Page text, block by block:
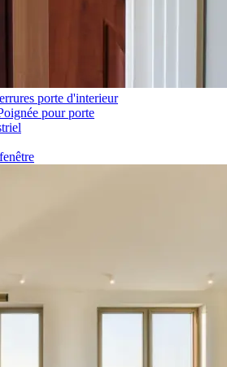
porte d'interieur
pour porte